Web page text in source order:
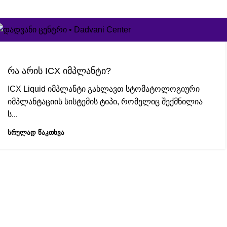
რა არის ICX იმპლანტი?
ICX Liquid იმპლანტი გახლავთ სტომატოლოგიური
იმპლანტაციის სისტემის ტიპი, რომელიც შექმნილია
ს...
ᲡᲠᲣᲚᲐᲓ ᲬᲐᲙᲗᲮᲕᲐ